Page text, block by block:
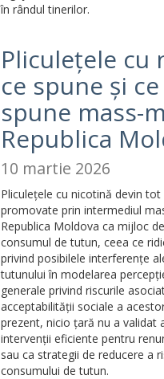
în rândul tinerilor.
Pliculețele cu
ce spune și
spune mass-
Republica
10 martie 2026
Pliculețele cu nicotină devin tot
promovate prin intermediul
Republica Moldova ca mijloc
consumul de tutun, ceea ce
privind posibilele interferențe
tutunului în modelarea
generale privind riscurile
acceptabilității sociale a
prezent, nicio țară nu a validat
intervenții eficiente pentru
sau ca strategii de reducere a
consumului de tutun.